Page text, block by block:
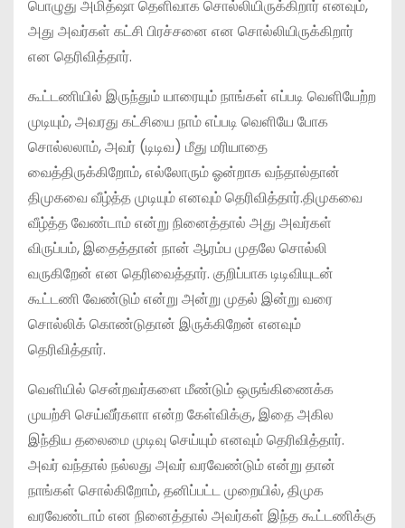
பொழுது அமித்ஷா தெளிவாக சொல்லியிருக்கிறார் எனவும்,
அது அவர்கள் கட்சி பிரச்சனை என சொல்லியிருக்கிறார்
என தெரிவித்தார்.
கூட்டணியில் இருந்தும் யாரையும் நாங்கள் எப்படி வெளியேற்ற
முடியும், அவரது கட்சியை நாம் எப்படி வெளியே போக
சொல்லலாம், அவர் (டிடிவ) மீது மரியாதை
வைத்திருக்கிறோம், எல்லோரும் ஓன்றாக வந்தால்தான்
திமுகவை வீழ்த்த முடியும் எனவும் தெரிவித்தார்.திமுகவை
வீழ்த்த வேண்டாம் என்று நினைத்தால் அது அவர்கள்
விருப்பம், இதைத்தான் நான் ஆரம்ப முதலே சொல்லி
வருகிறேன் என தெரிவைத்தார். குறிப்பாக டிடிவியுடன்
கூட்டணி வேண்டும் என்று அன்று முதல் இன்று வரை
சொல்லிக் கொண்டுதான் இருக்கிறேன் எனவும்
தெரிவித்தார்.
வெளியில் சென்றவர்களை மீண்டும் ஒருங்கிணைக்க
முயற்சி செய்வீர்களா என்ற கேள்விக்கு, இதை அகில
இந்திய தலைமை முடிவு செய்யும் எனவும் தெரிவித்தார்.
அவர் வந்தால் நல்லது அவர் வரவேண்டும் என்று தான்
நாங்கள் சொல்கிறோம், தனிப்பட்ட முறையில், திமுக
வரவேண்டாம் என நினைத்தால் அவர்கள் இந்த கூட்டணிக்கு